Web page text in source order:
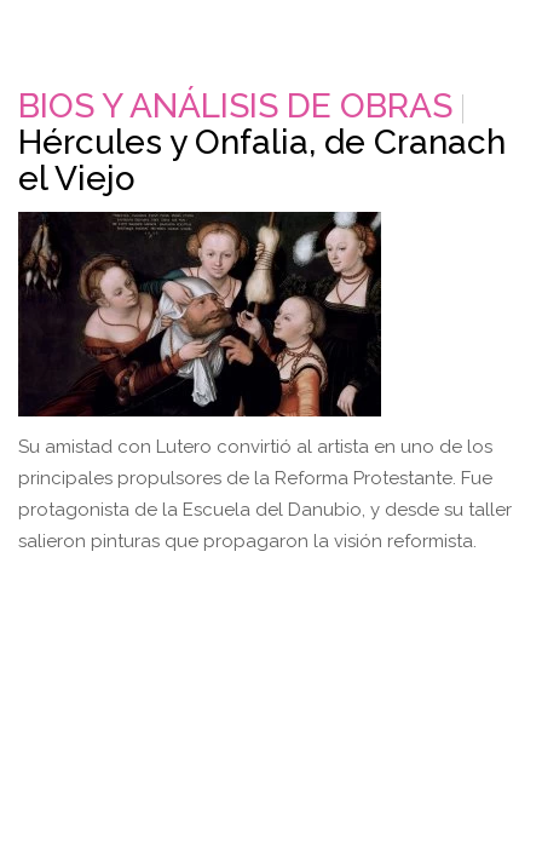
BIOS Y ANÁLISIS DE OBRAS
Hércules y Onfalia, de Cranach
el Viejo
Su amistad con Lutero convirtió al artista en uno de los
principales propulsores de la Reforma Protestante. Fue
protagonista de la Escuela del Danubio, y desde su taller
salieron pinturas que propagaron la visión reformista.